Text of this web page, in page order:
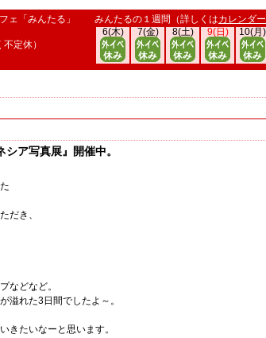
ェ「みんたる」
定休）
みんたるの１週間（詳しくはカレンダ
6(木)
7(金) 8(土) 9(日) 10(月)
ア写真展』開催中。
だき、
などなど。
溢れた3日間でしたよ～。
きたいなーと思います。